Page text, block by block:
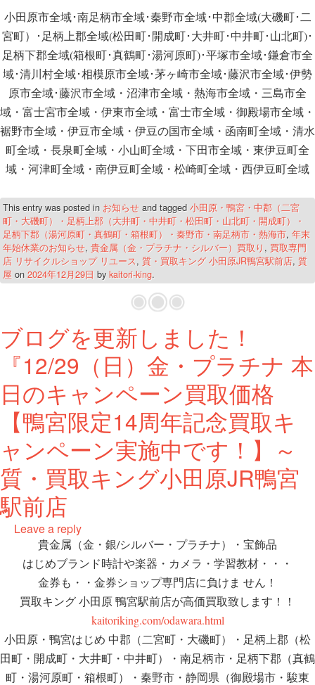
小田原市全域･南足柄市全域･秦野市全域･中郡全域(大磯町･二
宮町）･足柄上郡全域(松田町･開成町･大井町･中井町･山北町)･
足柄下郡全域(箱根町･真鶴町･湯河原町)･平塚市全域･鎌倉市全
域･清川村全域･相模原市全域･茅ヶ崎市全域･藤沢市全域･伊勢
原市全域･藤沢市全域・沼津市全域・熱海市全域・三島市全
域・富士宮市全域・伊東市全域・富士市全域・御殿場市全域・
裾野市全域・伊豆市全域・伊豆の国市全域・函南町全域・清水
町全域・長泉町全域・小山町全域・下田市全域・東伊豆町全
域・河津町全域・南伊豆町全域・松崎町全域・西伊豆町全域
This entry was posted in お知らせ and tagged 小田原・鴨宮・中郡（二宮
町・大磯町）・足柄上郡（大井町・中井町・松田町・山北町・開成町）・
足柄下郡（湯河原町・真鶴町・箱根町）・秦野市・南足柄市・熱海市, 年末
年始休業のお知らせ, 貴金属（金・プラチナ・シルバー）買取り , 買取専門
店 リサイクルショップ リユース, 質・買取キング 小田原JR鴨宮駅前店, 質
屋 on 2024年12月29日 bykaitori-king.
ブログを更新しました！
『12/29（日）金・プラチナ 本
日のキャンペーン買取価格
【鴨宮限定14周年記念買取キ
ャンペーン実施中です！】～
質・買取キング小田原JR鴨宮
駅前店
Leave a reply
貴金属（金・銀/シルバー・プラチナ）・宝飾品
はじめブランド時計や楽器・カメラ・学習教材・・・
金券も・・金券ショップ専門店に負けま せん！
買取キング 小田原 鴨宮駅前店が高価買取致します！！
kaitoriking.com/odawara.html
小田原・鴨宮はじめ 中郡（二宮町・大磯町）・足柄上郡（松
田町・開成町・大井町・中井町）・南足柄市・足柄下郡（真鶴
町・湯河原町・箱根町）・秦野市・静岡県（御殿場市・駿東